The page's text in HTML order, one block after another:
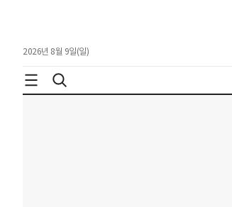
2026년 8월 9일(일)